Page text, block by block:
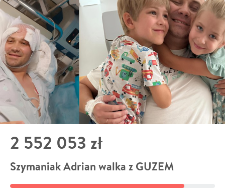
2 552 053 zł
Szymaniak Adrian walka z GUZEM